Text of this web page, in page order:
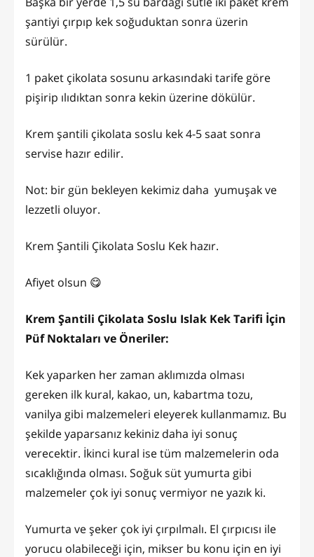
şantiyi çırpıp kek soğuduktan sonra üzerin
sürülür.
1 paket çikolata sosunu arkasındaki tarife göre
pişirip ılıdıktan sonra kekin üzerine dökülür.
Krem şantili çikolata soslu kek 4-5 saat sonra
servise hazır edilir.
Not: bir gün bekleyen kekimiz daha yumuşak ve
lezzetli oluyor.
Krem Şantili Çikolata Soslu Kek hazır.
Afiyet olsun 😋
Krem Şantili Çikolata Soslu Islak Kek Tarifi İçin
Püf Noktaları ve Öneriler:
Kek yaparken her zaman aklımızda olması
gereken ilk kural, kakao, un, kabartma tozu,
vanilya gibi malzemeleri eleyerek kullanmamız. Bu
şekilde yaparsanız kekiniz daha iyi sonuç
verecektir. İkinci kural ise tüm malzemelerin oda
sıcaklığında olması. Soğuk süt yumurta gibi
malzemeler çok iyi sonuç vermiyor ne yazık ki.
Yumurta ve şeker çok iyi çırpılmalı. El çırpıcısı ile
yorucu olabileceği için, mikser bu konu için en iyi